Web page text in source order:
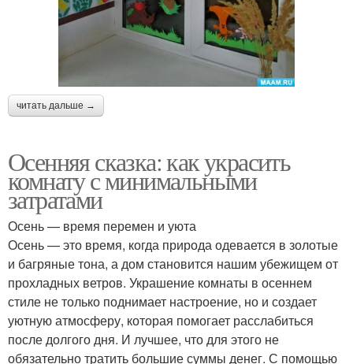
читать дальше →
Осенняя сказка: как украсить
комнату с минимальными
затратами
Осень — время перемен и уюта
Осень — это время, когда природа одевается в золотые
и багряные тона, а дом становится нашим убежищем от
прохладных ветров. Украшение комнаты в осеннем
стиле не только поднимает настроение, но и создает
уютную атмосферу, которая помогает расслабиться
после долгого дня. И лучшее, что для этого не
обязательно тратить большие суммы денег. С помощью